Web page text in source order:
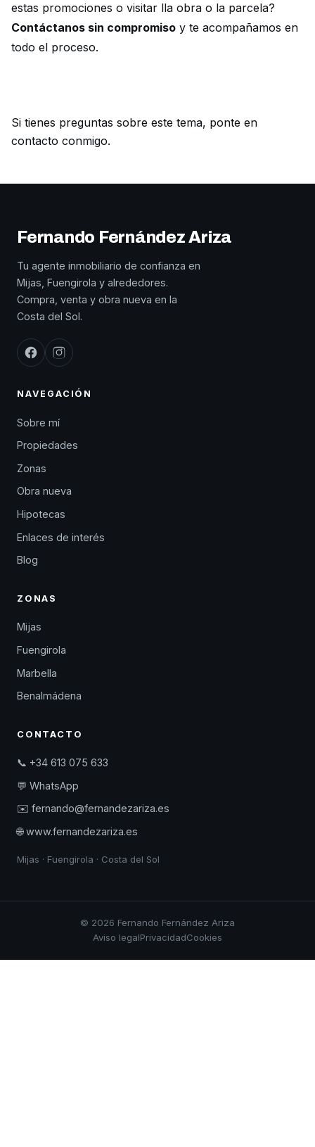
estas promociones o visitar lla obra o la parcela?
Contáctanos sin compromiso y te acompañamos en
todo el proceso.
Si tienes preguntas sobre este tema, ponte en
contacto conmigo.
Fernando Fernández Ariza
Tu agente inmobiliario de confianza en
Mijas, Fuengirola y alrededores.
Compra, venta y obra nueva en la
Costa del Sol.
NAVEGACIÓN
Sobre mí
Propiedades
Zonas
Obra nueva
Hipotecas
Enlaces de interés
Blog
ZONAS
Mijas
Fuengirola
Marbella
Benalmádena
CONTACTO
📞 +34 613 075 633
💬 WhatsApp
✉️ fernando@fernandezariza.es
🌐 www.fernandezariza.es
Mijas · Fuengirola · Costa del Sol
© 2026 Fernando Fernández Ariza
Aviso legalPrivacidadCookies